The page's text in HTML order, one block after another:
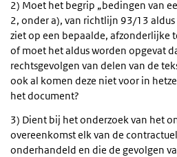
2) Moet het begrip „bedingen van
2, onder a), van richtlijn 93/13
ziet op een bepaalde, afzonderlijke
of moet het aldus worden opgevat
rechtsgevolgen van delen van de
ook al komen deze niet voor in
het document?
3) Dient bij het onderzoek van het
overeenkomst elk van de
onderhandeld en die de gevolgen